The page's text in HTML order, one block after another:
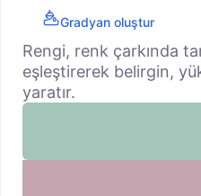
Gradyan oluştur
Rengi, renk çarkında
eşleştirerek belirgin,
yaratır.